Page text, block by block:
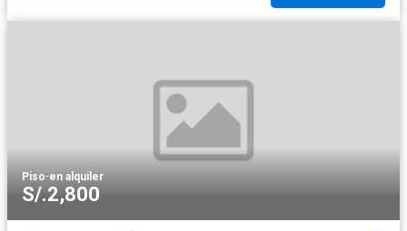
Piso·en alquiler
S/.2,800